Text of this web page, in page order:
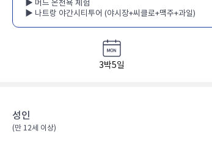
▶ 머드 온천욕 체험
▶ 나트랑 야간시티투어 (야시장+씨클로+맥주+과일)
3박5일
성인
(만 12세 이상)​